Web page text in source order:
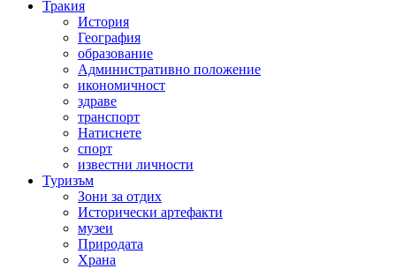
Тракия
История
География
образование
Административно положение
икономичност
здраве
транспорт
Натиснете
спорт
известни личности
Туризъм
Зони за отдих
Исторически артефакти
музеи
Природата
Храна